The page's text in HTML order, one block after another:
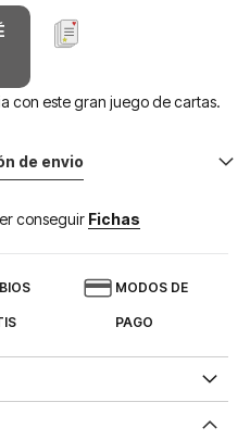
con este gran juego de cartas.
de envio
conseguir Fichas
MODOS DE
PAGO